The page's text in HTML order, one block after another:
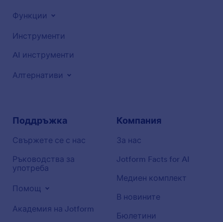
Функции
Инструменти
AI инструменти
Алтернативи
Поддръжка
Свържете се с нас
Ръководства за
употреба
Помощ
Академия на Jotform
Компания
За нас
Jotform Facts for AI
Медиен комплект
В новините
Бюлетини